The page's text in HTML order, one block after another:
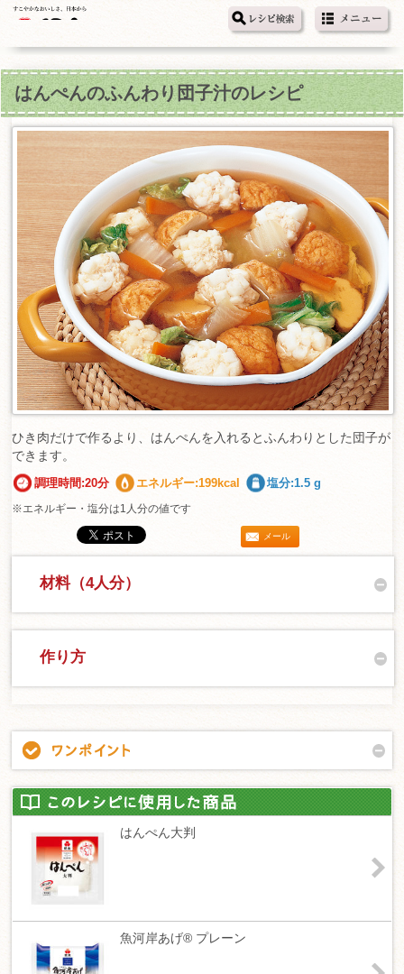
はんぺんのふんわり団子汁のレシピ
ひき肉だけで作るより、はんぺんを入れるとふんわりとした団子が
できます。
調理時間:20分 エネルギー:199kcal 塩分:1.5 g
※エネルギー・塩分は1人分の値です
メール
材料（4人分）
作り方
はんぺん大判
魚河岸あげ® プレーン